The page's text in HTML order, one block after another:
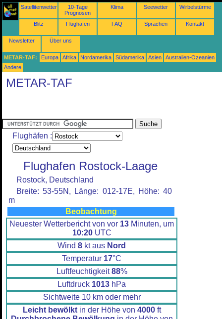
Satellitenwetter
10-Tage
Prognosen
Klima Seewetter Wirbelstürme
Blitz Flughäfen FAQ Sprachen Kontakt
Newsletter Über uns
METAR-TAF: Europa Afrika Nordamerika Südamerika Asien
Australien-Ozeanien
Andere
METAR-TAF
Flughäfen :
Flughafen Rostock-Laage
Rostock, Deutschland
Breite: 53-55N, Länge: 012-17E, Höhe: 40
m
Beobachtung
Neuester Wetterbericht von vor 13 Minuten, um
10:20UTC
Wind 8 kt aus Nord
Temperatur 17°C
Luftfeuchtigkeit88%
Luftdruck 1013 hPa
Sichtweite 10 km oder mehr
Leicht bewölktin der Höhe von 4000ft